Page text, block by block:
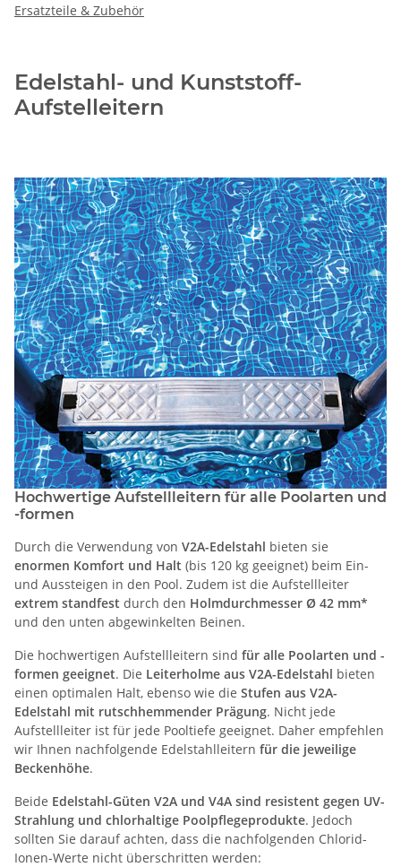
Ersatzteile & Zubehör
Edelstahl- und Kunststoff-
Aufstelleitern
Hochwertige Aufstellleitern für alle Poolarten und
-formen
Durch die Verwendung von V2A-Edelstahl bieten sie
enormen Komfort und Halt (bis 120 kg geeignet) beim Ein-
und Aussteigen in den Pool. Zudem ist die Aufstellleiter
extrem standfest durch den Holmdurchmesser Ø 42 mm*
und den unten abgewinkelten Beinen.
Die hochwertigen Aufstellleitern sind für alle Poolarten und -
formen geeignet. Die Leiterholme aus V2A-Edelstahl bieten
einen optimalen Halt, ebenso wie die Stufen aus V2A-
Edelstahl mit rutschhemmender Prägung. Nicht jede
Aufstellleiter ist für jede Pooltiefe geeignet. Daher empfehlen
wir Ihnen nachfolgende Edelstahlleitern für die jeweilige
Beckenhöhe.
Beide Edelstahl-Güten V2A und V4A sind resistent gegen UV-
Strahlung und chlorhaltige Poolpflegeprodukte. Jedoch
sollten Sie darauf achten, dass die nachfolgenden Chlorid-
Ionen-Werte nicht überschritten werden: